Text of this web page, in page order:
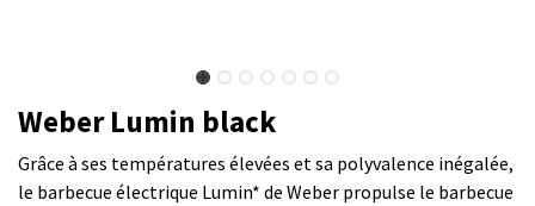
Weber Lumin black
Grâce à ses températures élevées et sa polyvalence inégalée,
le barbecue électrique Lumin* de Weber propulse le barbecue